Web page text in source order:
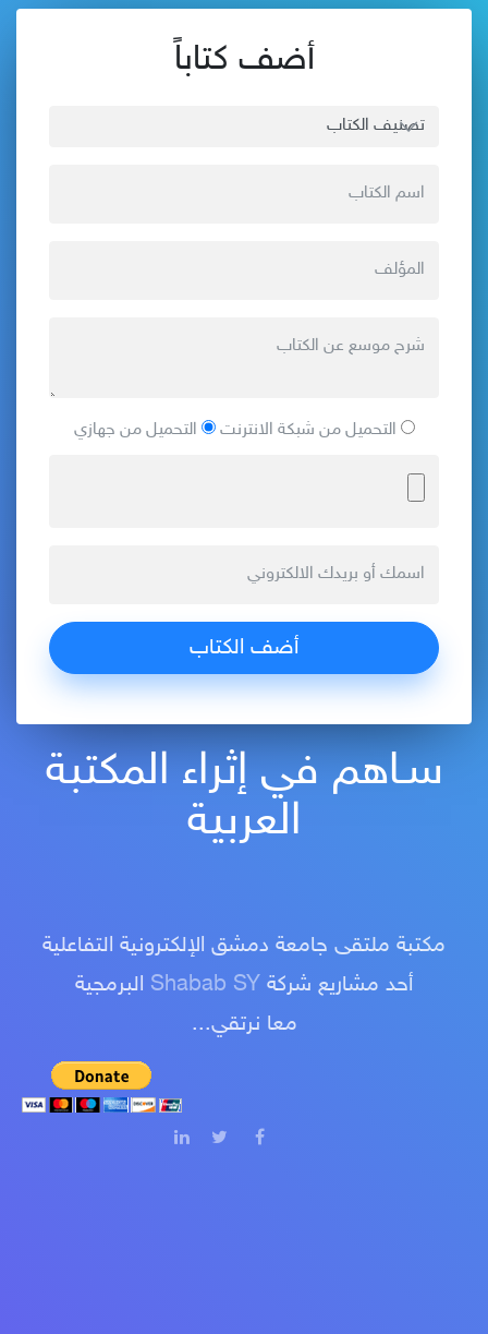
أضف كتاباً
التحميل من شبكة الانترنت التحميل من جهازي
سـاهم في إثراء المكتبة
العربية
مكتبة ملتقى جامعة دمشق الإلكترونية التفاعلية
أحد مشاريع شركة Shabab SY البرمجية
معا نرتقي...